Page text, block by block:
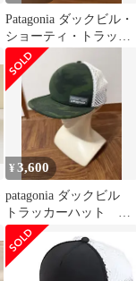
Patagonia ダックビル・
ショーティ・トラッカ
ー・ハット
¥3,600
patagonia ダックビル
トラッカーハット メ
ッシュキャップ